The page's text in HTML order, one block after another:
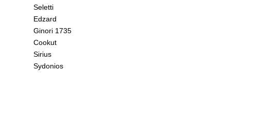
Seletti
Edzard
Ginori 1735
Cookut
Sirius
Sydonios